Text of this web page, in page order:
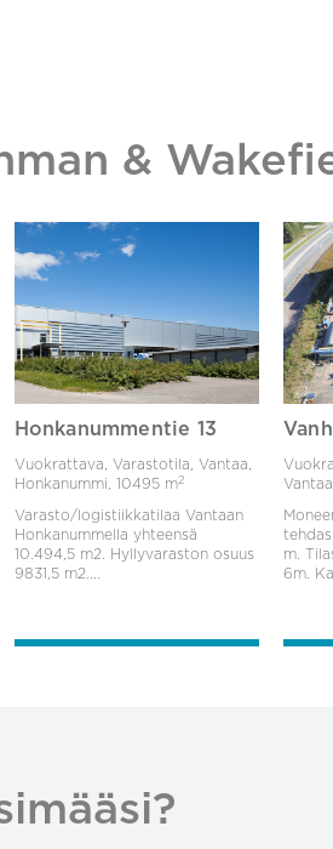
&
Honkanummentie 13
Vuokrattava, Varastotila, Vantaa,
Honkanummi, 10495 m2
Varasto/logistiikkatilaa Vantaan
Honkanummella yhteensä
10.494,5 m2. Hyllyvaraston osuus
9831,5 m2....
Vantaa,
m.
6m.